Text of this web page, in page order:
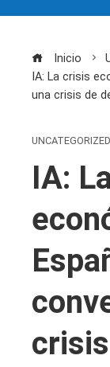
Inicio
IA: La crisis
una crisis de
UNCATEGORIZED
IA: